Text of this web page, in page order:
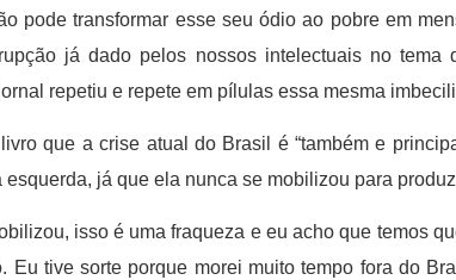
pode transformar esse seu ódio ao pobre em
já dado pelos nossos intelectuais no
repetiu e repete em pílulas essa mesma
que a crise atual do Brasil é “também e
esquerda, já que ela nunca se mobilizou para
isso é uma fraqueza e eu acho que temos
Eu tive sorte porque morei muito tempo fora do